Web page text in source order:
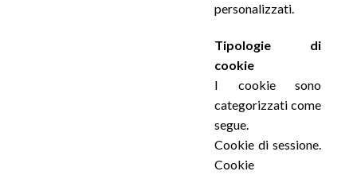
personalizzati.
Tipologie di
cookie
I cookie sono
categorizzati come
segue.
Cookie di sessione.
Cookie